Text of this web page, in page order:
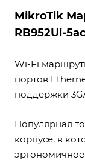
MikroTik
RB952Ui-
Wi-Fi
портов
поддержки
Популярная
корпусе, в